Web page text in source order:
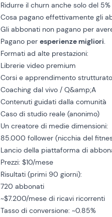
Ridurre il churn anche solo del
Cosa pagano effettivamente gli
Gli abbonati non pagano per
Pagano peresperienze migliori.
Formati ad alte prestazioni:
Librerie video premium
Corsi e apprendimento strutturato
Coaching dal vivo / Q&amp;A
Contenuti guidati dalla comunità
Caso di studio reale (anonimo)
Un creatore di medie dimensioni:
85.000 follower (nicchia del
Lancio della piattaforma di
Prezzi: $10/mese
Risultati (primi 90 giorni):
720 abbonati
~$7.200/mese di ricavi ricorrenti
Tasso di conversione: ~0.85%